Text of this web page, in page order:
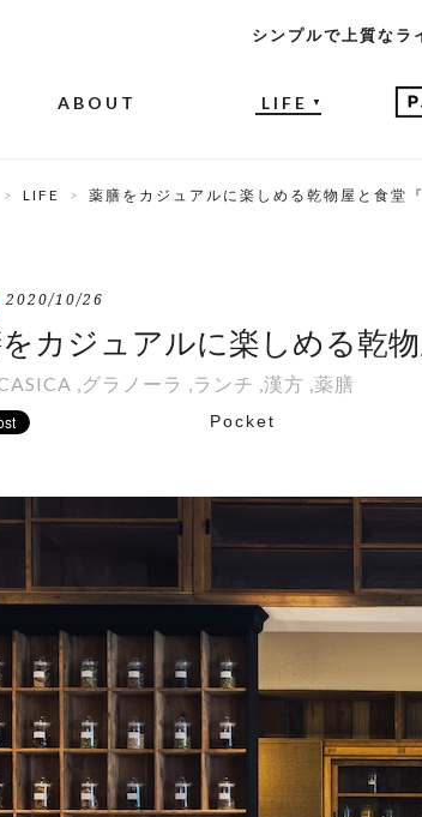
シンプルで上質なラ
ABOUT LIFE ▼
LIFE 薬膳をカジュアルに楽しめる乾物屋と食堂
2020/10/26
カジュアルに楽しめる乾物
,グラノーラ ,ランチ ,漢方 ,薬膳
Pocket